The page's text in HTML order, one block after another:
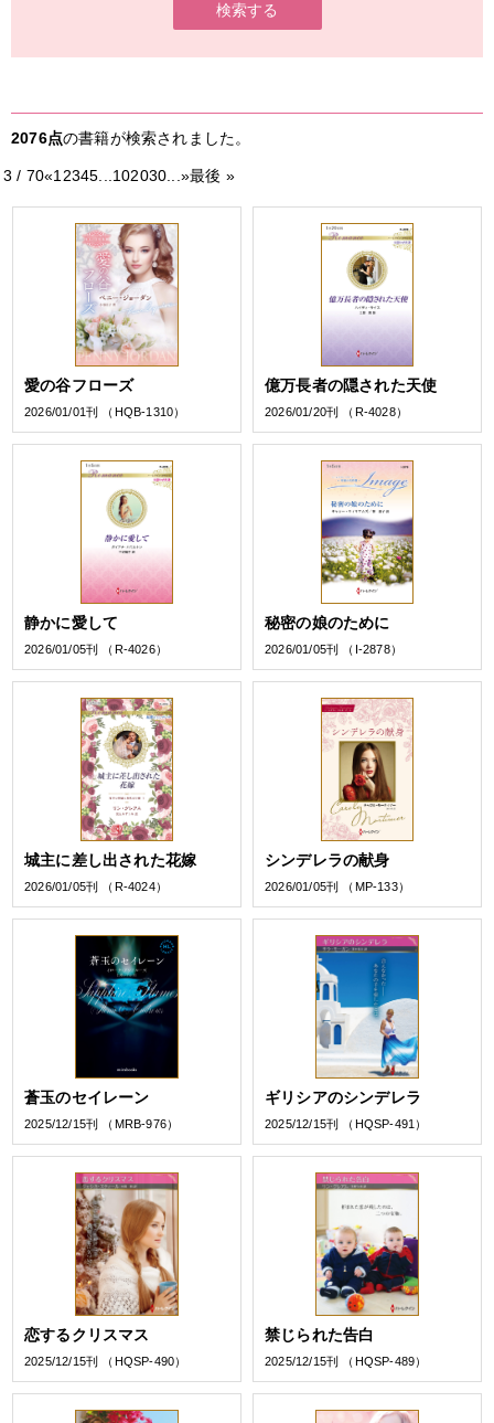
検索する
2076点の書籍が検索されました。
3 / 70«1 2345 102030 »最後 »
愛の谷フローズ
2026/01/01刊 （HQB-1310）
億万長者の隠された天使
2026/01/20刊 （R-4028）
静かに愛して
2026/01/05刊 （R-4026）
秘密の娘のために
2026/01/05刊 （I-2878）
城主に差し出された花嫁
2026/01/05刊 （R-4024）
シンデレラの献身
2026/01/05刊 （MP-133）
蒼玉のセイレーン
2025/12/15刊 （MRB-976）
ギリシアのシンデレラ
2025/12/15刊 （HQSP-491）
恋するクリスマス
2025/12/15刊 （HQSP-490）
禁じられた告白
2025/12/15刊 （HQSP-489）